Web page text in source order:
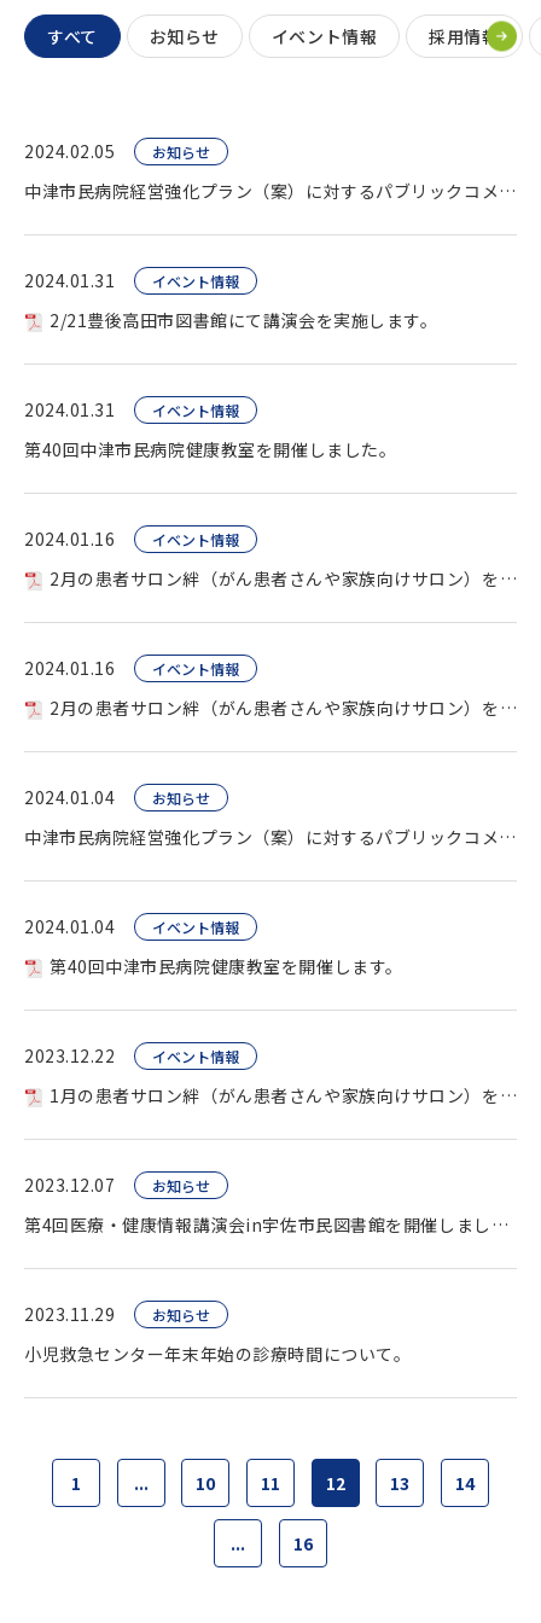
すべて お知らせ イベント情報 採用情報
2024.02.05 お知らせ
中津市民病院経営強化プラン（案）に対するパブリックコメント終了。
2024.01.31 イベント情報
2/21豊後高田市図書館にて講演会を実施します。
2024.01.31 イベント情報
第40回中津市民病院健康教室を開催しました。
2024.01.16 イベント情報
2月の患者サロン絆（がん患者さんや家族向けサロン）を開催します。
2024.01.16 イベント情報
2月の患者サロン絆（がん患者さんや家族向けサロン）を開催します。
2024.01.04 お知らせ
中津市民病院経営強化プラン（案）に対するパブリックコメント募集。
2024.01.04 イベント情報
第40回中津市民病院健康教室を開催します。
2023.12.22 イベント情報
1月の患者サロン絆（がん患者さんや家族向けサロン）を開催します。
2023.12.07 お知らせ
第4回医療・健康情報講演会in宇佐市民図書館を開催しました。
2023.11.29 お知らせ
小児救急センター年末年始の診療時間について。
1 ... 10 11 12 13 14
... 16